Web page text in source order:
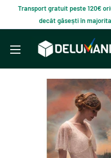
continut
Transport gratuit peste 120€
decât găsești în
Delumani
Magazin
românesc
online